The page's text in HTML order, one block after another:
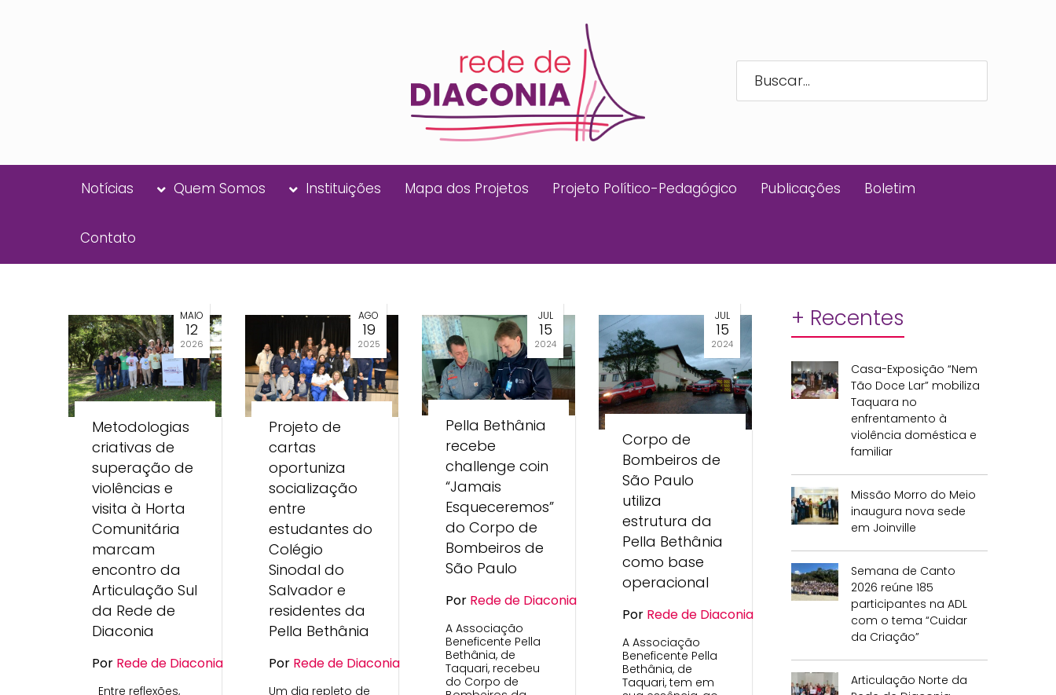
Notícias Quem Somos Instituições Mapa dos Projetos Projeto Político-Pedagógico Publicações Boletim
Contato
MAIO
12
2026
Metodologias
criativas de
superação de
violências e
visita à Horta
Comunitária
marcam
encontro da
Articulação Sul
da Rede de
Diaconia
Por Rede de Diaconia
Entre reflexões,
AGO
19
2025
Projeto de
cartas
oportuniza
socialização
entre
estudantes do
Colégio
Sinodal do
Salvador e
residentes da
Pella Bethânia
Por Rede de Diaconia
Um dia repleto de
JUL
15
2024
Pella Bethânia
recebe
challenge coin
“Jamais
Esqueceremos”
do Corpo de
Bombeiros de
São Paulo
Por Rede de Diaconia
A Associação
Beneficente Pella
Bethânia, de
Taquari, recebeu
do Corpo de
JUL
15
2024
Corpo de
Bombeiros de
São Paulo
utiliza
estrutura da
Pella Bethânia
como base
operacional
Por Rede de Diaconia
A Associação
Beneficente Pella
Bethânia, de
Taquari, tem em
+ Recentes
Casa-Exposição “Nem
Tão Doce Lar” mobiliza
Taquara no
enfrentamento à
violência doméstica e
familiar
Missão Morro do Meio
inaugura nova sede
em Joinville
Semana de Canto
2026 reúne 185
participantes na ADL
com o tema “Cuidar
da Criação”
Articulação Norte da